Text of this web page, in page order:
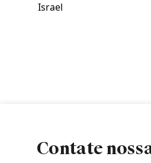
Israel
Contate